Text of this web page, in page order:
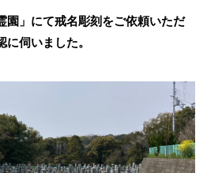
園」にて戒名彫刻をご依頼いただ
伺いました。